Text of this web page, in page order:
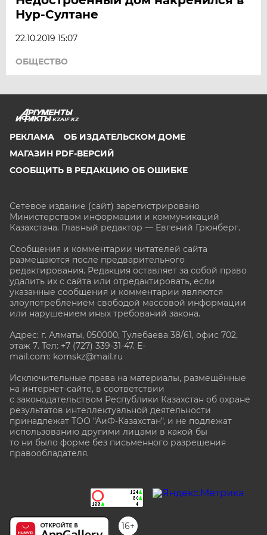
Нур-Султане
22.10.2019 15:07
ОБЩЕСТВО
KZAIF.KZ
РЕКЛАМА
ОБ ИЗДАТЕЛЬСКОМ ДОМЕ
МАГАЗИН PDF-ВЕРСИЙ
СООБЩИТЬ В РЕДАКЦИЮ ОБ ОШИБКЕ
Сетевое издание (сайт) зарегистрировано
Министерством информации и коммуникаций
Казахстана. Главный редактор — Евгений Грюнберг.
Сообщения и комментарии читателей сайта
размещаются после предварительного
редактирования. Редакция оставляет за собой право
удалить их с сайта или отредактировать, если
указанные сообщения и комментарии являются
злоупотреблением свободой массовой информации
или нарушением иных требований закона.
Адрес: г. Алматы, 050000, Тулебаева 38/61, офис 702,
этаж 7. Тел: +7 (727) 339-31-47. E-
mail.com: komskz@mail.ru
Исключительные права на материалы, размещённые
на интернет-сайте, в соответствии
с законодательством Республики Казахстан об охране
результатов интеллектуальной деятельности
принадлежат ТОО "АиФ-Казахстан", и не подлежат
использованию другими лицами в какой бы
то ни было форме без письменного разрешения
правообладателя.
16+